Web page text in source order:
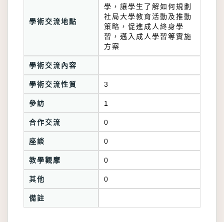
學術交流地點
學，讓學生了解如何規劃
社局大學教育活動及推動
策略，促進成人終身學
習，邁入成人學習等實施
方案
學術交流內容
學術交流性質 3
參訪 1
合作交流 0
座談 0
教學觀摩 0
其他 0
備註